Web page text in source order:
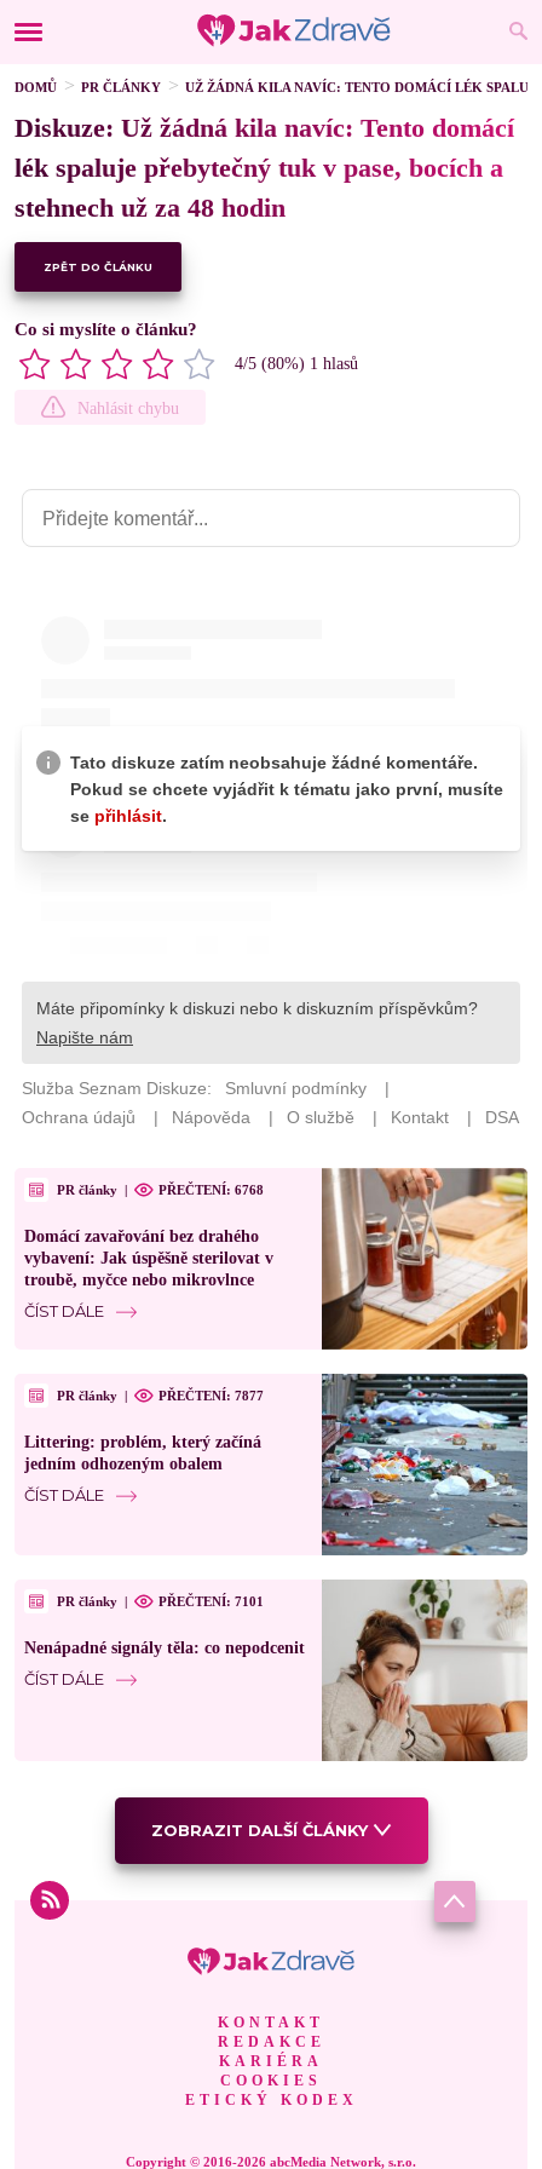
DOMŮ PR ČLÁNKY UŽ ŽÁDNÁ KILA NAVÍC: TENTO DOMÁCÍ LÉK
Diskuze: Už žádná kila navíc: Tento domácí
lék spaluje přebytečný tuk v pase, bocích a
stehnech už za 48 hodin
ZPĚT DO ČLÁNKU
Co si myslíte o článku?
4/5 (80%) 1 hlasů
Nahlásit chybu
PR články | PŘEČTENÍ: 6768
Domácí zavařování bez drahého
vybavení: Jak úspěšně sterilovat v
troubě, myčce nebo mikrovlnce
ČÍST DÁLE
PR články | PŘEČTENÍ: 7877
Littering: problém, který začíná
jedním odhozeným obalem
ČÍST DÁLE
PR články | PŘEČTENÍ: 7101
Nenápadné signály těla: co nepodcenit
ČÍST DÁLE
ZOBRAZIT DALŠÍ ČLÁNKY
KONTAKT
REDAKCE
KARIÉRA
COOKIES
ETICKÝ KODEX
Copyright © 2016-2026 abcMedia Network, s.r.o.